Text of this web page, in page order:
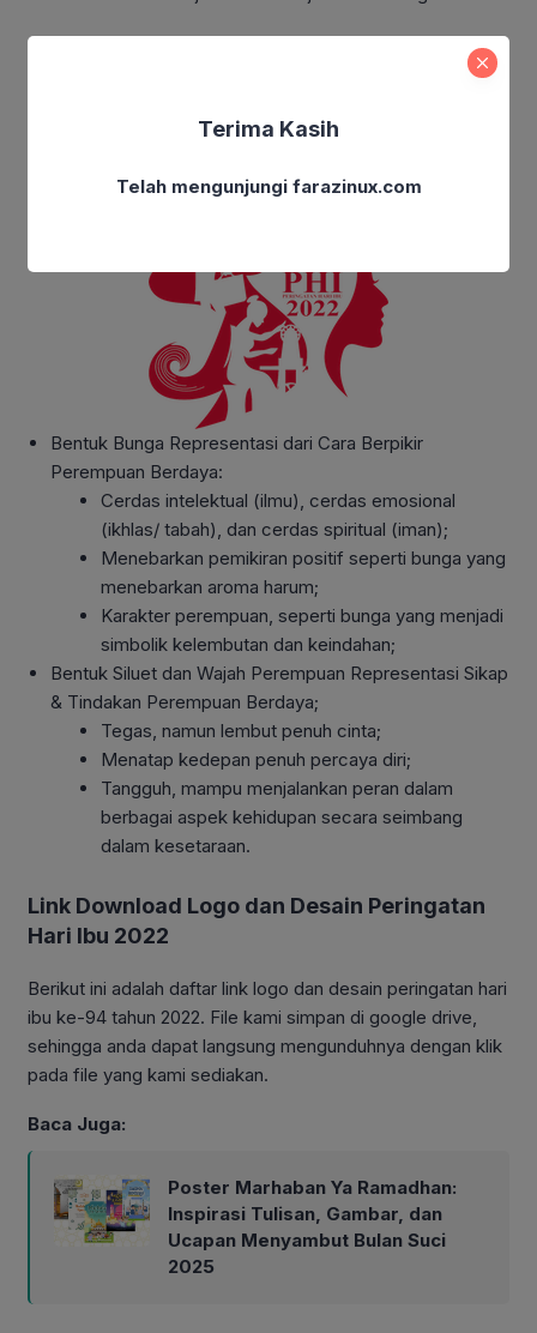
Bentuk Bunga Representasi dari Cara Berpikir
Perempuan Berdaya:
Cerdas intelektual (ilmu), cerdas emosional
(ikhlas/ tabah), dan cerdas spiritual (iman);
Menebarkan pemikiran positif seperti bunga yang
menebarkan aroma harum;
Karakter perempuan, seperti bunga yang menjadi
simbolik kelembutan dan keindahan;
Bentuk Siluet dan Wajah Perempuan Representasi Sikap
& Tindakan Perempuan Berdaya;
Tegas, namun lembut penuh cinta;
Menatap kedepan penuh percaya diri;
Tangguh, mampu menjalankan peran dalam
berbagai aspek kehidupan secara seimbang
dalam kesetaraan.
Link Download Logo dan Desain Peringatan
Hari Ibu 2022
Berikut ini adalah daftar link logo dan desain peringatan hari
ibu ke-94 tahun 2022. File kami simpan di google drive,
sehingga anda dapat langsung mengunduhnya dengan klik
pada file yang kami sediakan.
Baca Juga:
Poster Marhaban Ya Ramadhan:
Inspirasi Tulisan, Gambar, dan
Ucapan Menyambut Bulan Suci
2025
Terima Kasih
Telah mengunjungi farazinux.com